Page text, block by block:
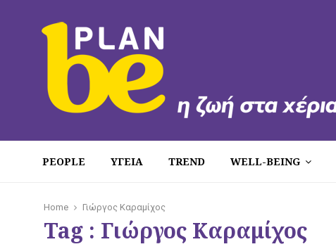
PEOPLE ΥΓΕΙΑ TREND WELL-BEING
Home Γιώργος Καραμίχος
Tag : Γιώργος Καραμίχος